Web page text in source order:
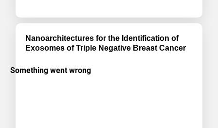
Nanoarchitectures for the Identification of
Exosomes of Triple Negative Breast Cancer